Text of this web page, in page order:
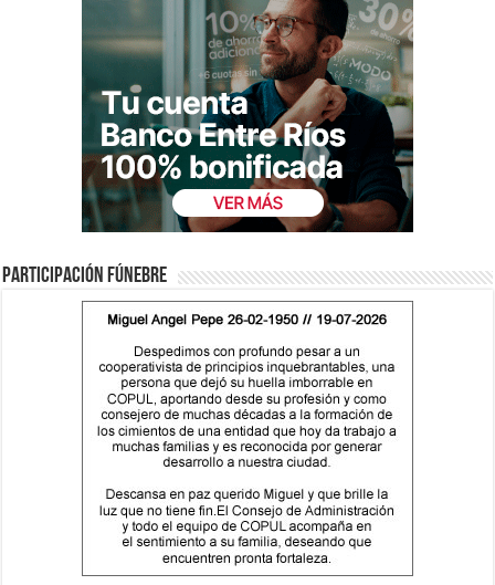
Participación fúnebre